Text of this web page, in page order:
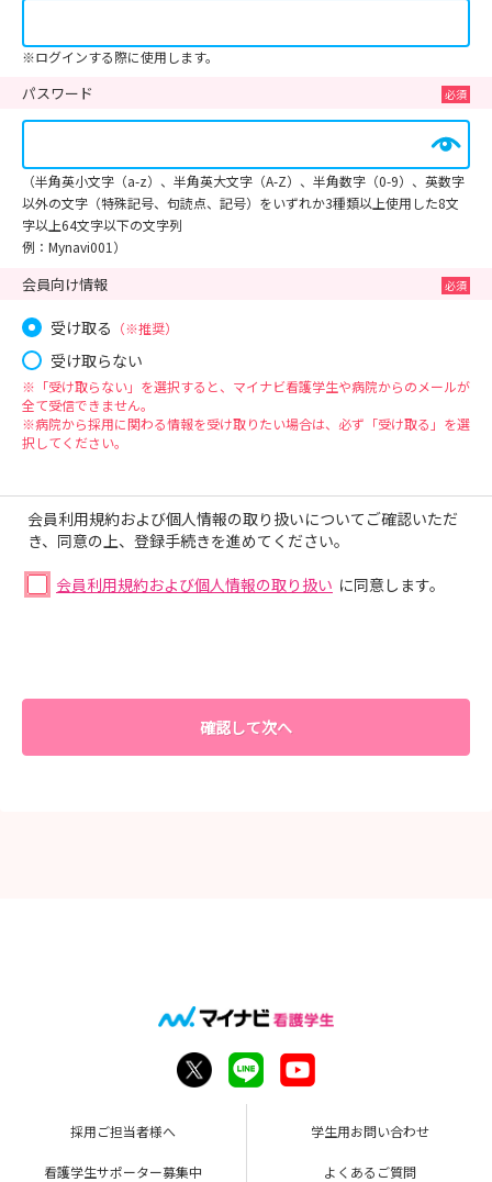
※ログインする際に使用します。
パスワード
（半角英小文字（a-z）、半角英大文字（A-Z）、半角数字（0-9）、英数字
以外の文字（特殊記号、句読点、記号）をいずれか3種類以上使用した8文
字以上64文字以下の文字列
例：Mynavi001）
会員向け情報
受け取る （※推奨）
受け取らない
※「受け取らない」を選択すると、マイナビ看護学生や病院からのメールが
全て受信できません。
※病院から採用に関わる情報を受け取りたい場合は、必ず「受け取る」を選
択してください。
会員利用規約および個人情報の取り扱いについてご確認いただ
き、同意の上、登録手続きを進めてください。
会員利用規約および個人情報の取り扱い に同意します。
確認して次へ
採用ご担当者様へ 学生用お問い合わせ
看護学生サポーター募集中 よくあるご質問